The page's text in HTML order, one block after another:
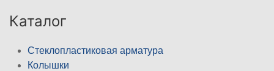
Каталог
Стеклопластиковая арматура
Колышки